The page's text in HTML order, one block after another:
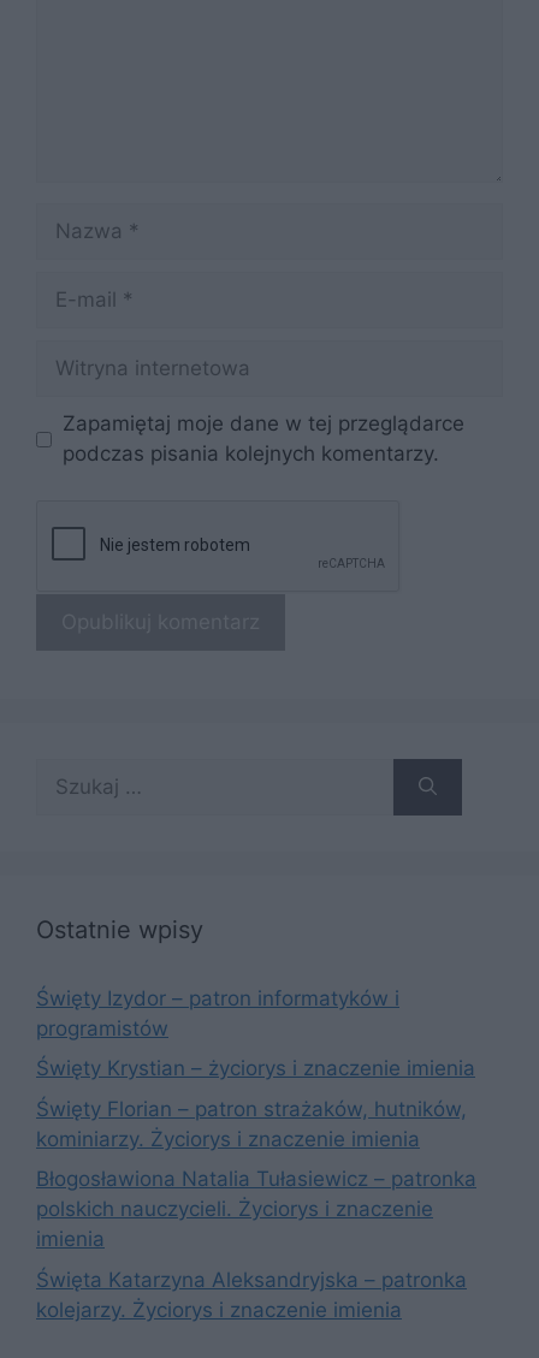
internetowa
Zapamiętaj moje dane w tej przeglądarce
podczas pisania kolejnych komentarzy.
Ostatnie wpisy
Święty Izydor – patron informatyków i
programistów
Święty Krystian – życiorys i znaczenie imienia
Święty Florian – patron strażaków, hutników,
kominiarzy. Życiorys i znaczenie imienia
Błogosławiona Natalia Tułasiewicz – patronka
polskich nauczycieli. Życiorys i znaczenie
imienia
Święta Katarzyna Aleksandryjska – patronka
kolejarzy. Życiorys i znaczenie imienia